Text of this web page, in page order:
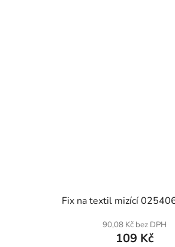
Fix na textil mizící
90,08 Kč bez DPH
109 Kč